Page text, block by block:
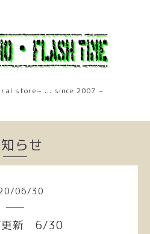
store~ ... since 2007 ~
らせ
/06/30
更新 6/30